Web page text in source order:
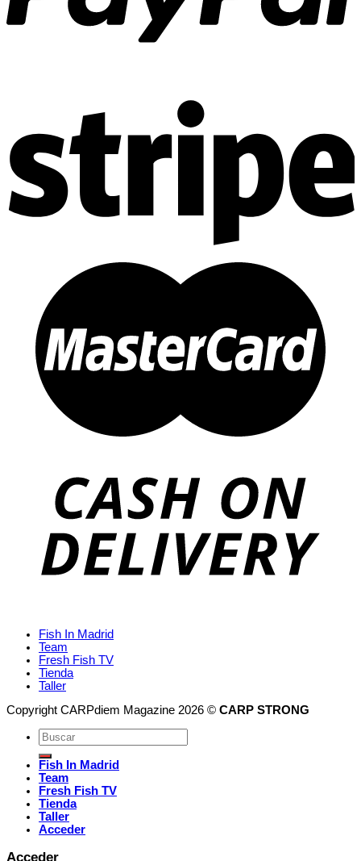
Fish In Madrid
Team
Fresh Fish TV
Tienda
Taller
Copyright CARPdiem Magazine 2026 © CARP STRONG
Fish In Madrid
Team
Fresh Fish TV
Tienda
Taller
Acceder
Acceder